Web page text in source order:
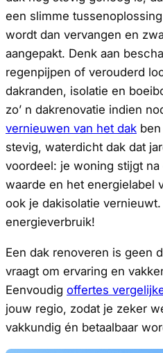
een slimme
wordt dan vervangen en
aangepakt. Denk aan
regenpijpen of verouderd
dakranden, isolatie en
zo’ n dakrenovatie indien
vernieuwen van het dak
stevig, waterdicht dak dat
voordeel: je woning stijgt
waarde en het energielabel
ook je dakisolatie
energieverbruik!
Een dak renoveren is geen
vraagt om ervaring en
Eenvoudig offertes
jouw regio, zodat je zeker
vakkundig én betaalbaar